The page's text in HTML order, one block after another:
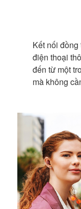
Kết nối
điện thoại
đến từ một
mà không